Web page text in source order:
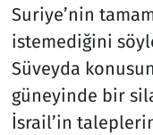
Suriye’nin
istemediğini
Süveyda
güneyinde bir
İsrail’in